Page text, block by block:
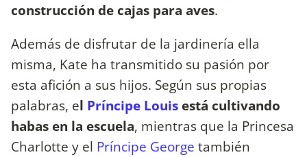
construcción de cajas para aves.
Además de disfrutar de la jardinería ella
misma, Kate ha transmitido su pasión por
esta afición a sus hijos. Según sus propias
palabras, el Príncipe Louis está cultivando
habas en la escuela, mientras que la Princesa
Charlotte y el Príncipe George también